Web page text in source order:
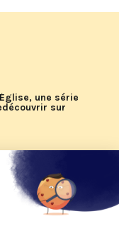
une série
sur
2026 de KTO